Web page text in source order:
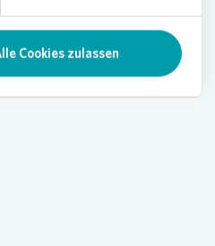
Cookies zulassen